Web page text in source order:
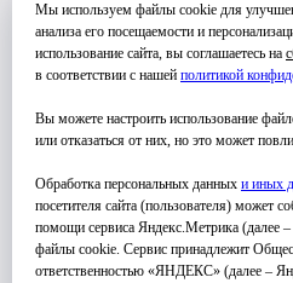
Мы используем файлы cookie для
анализа его посещаемости и
использование сайта, вы соглашаетесь на
в соответствии с нашей политикой
Вы можете настроить использование
или отказаться от них, но это может
Обработка персональных данных и иных
посетителя сайта (пользователя) может
помощи сервиса Яндекс.Метрика (далее –
файлы cookie. Сервис принадлежит
ответственностью «ЯНДЕКС» (далее –